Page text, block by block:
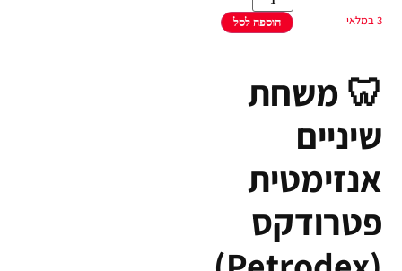
3 במלאי
הוספה לסל
🦷 משחת
שיניים
אנזימטית
פטרודקס